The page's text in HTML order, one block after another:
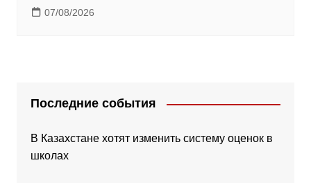
07/08/2026
Последние события
В Казахстане хотят изменить систему оценок в
школах